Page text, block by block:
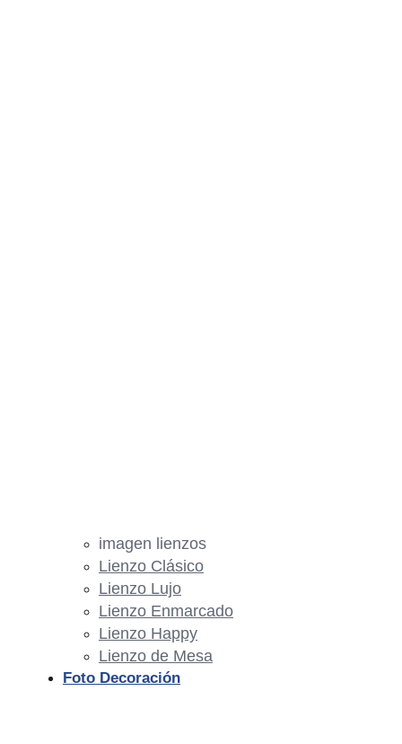
imagen lienzos
Lienzo Clásico
Lienzo Lujo
Lienzo Enmarcado
Lienzo Happy
Lienzo de Mesa
Foto Decoración